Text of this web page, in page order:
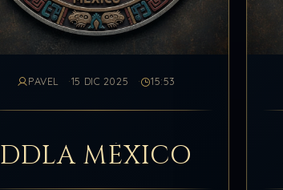
PAVEL 15 DIC 2025 15:53
DDLA MÉXICO